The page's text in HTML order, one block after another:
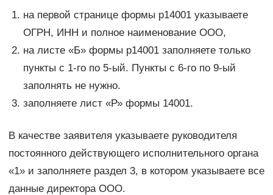
на первой странице формы р14001 указываете
ОГРН, ИНН и полное наименование ООО,
на листе «Б» формы р14001 заполняете только
пункты с 1-го по 5-ый. Пункты с 6-го по 9-ый
заполнять не нужно.
заполняете лист «Р» формы 14001.
В качестве заявителя указываете руководителя
постоянного действующего исполнительного органа
«1» и заполняете раздел 3, в котором указываете все
данные директора ООО.